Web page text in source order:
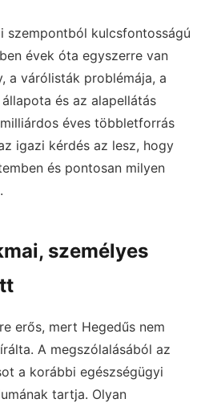
szempontból kulcsfontosságú
évek óta egyszerre van
a várólisták problémája, a
és az alapellátás
éves többletforrás
igazi kérdés az lesz, hogy
és pontosan milyen
személyes
erős, mert Hegedűs nem
A megszólalásából az
a korábbi egészségügyi
tartja. Olyan